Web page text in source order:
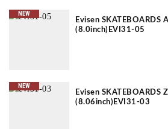
NEW
Evisen SKATEBOARDS
(8.0inch)EVI31-05
NEW
Evisen SKATEBOARDS
(8.06inch)EVI31-03